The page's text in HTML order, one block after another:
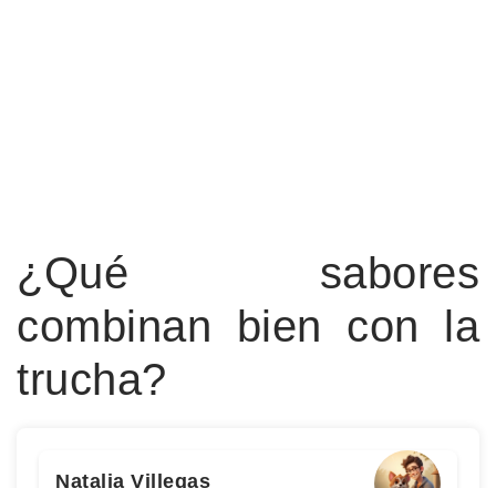
¿Qué sabores
combinan bien con la
trucha?
Natalia Villegas